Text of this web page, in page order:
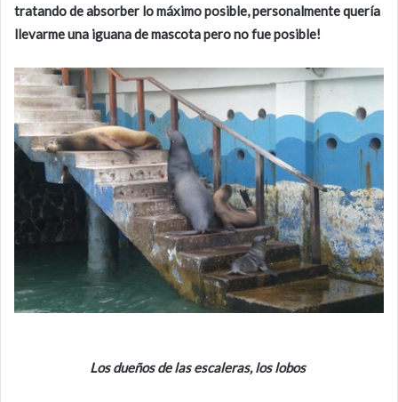
tratando de absorber lo máximo posible, personalmente quería
llevarme una iguana de mascota pero no fue posible!
Los dueños de las escaleras, los lobos